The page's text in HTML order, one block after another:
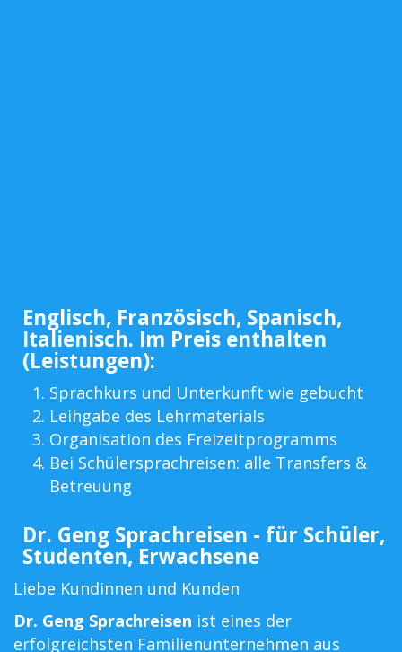
Englisch, Französisch, Spanisch,
Italienisch. Im Preis enthalten
(Leistungen):
Sprachkurs und Unterkunft wie gebucht
Leihgabe des Lehrmaterials
Organisation des Freizeitprogramms
Bei Schülersprachreisen: alle Transfers &
Betreuung
Dr. Geng Sprachreisen - für Schüler,
Studenten, Erwachsene
Liebe Kundinnen und Kunden
Dr. Geng Sprachreisen ist eines der
erfolgreichsten Familienunternehmen aus